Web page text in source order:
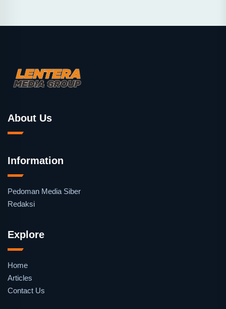
About Us
Information
Pedoman Media Siber
Redaksi
Explore
Home
Articles
Contact Us